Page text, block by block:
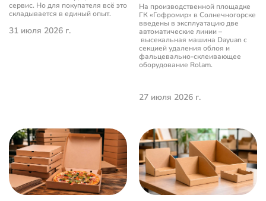
сервис. Но для покупателя всё это
складывается в единый опыт.
31 июля 2026 г.
На производственной площадке
ГК «Гофромир» в Солнечногорске
введены в эксплуатацию две
автоматические линии –
высекальная машина Dayuan с
секцией удаления облоя и
фальцевально-склеивающее
оборудование Rolam.
27 июля 2026 г.